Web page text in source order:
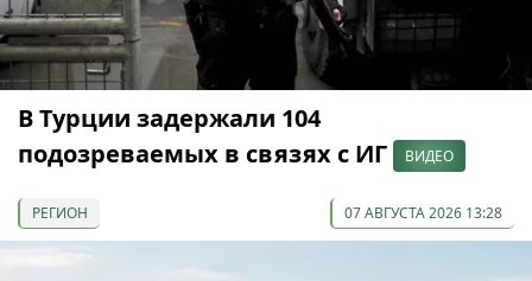
В Турции задержали 104
подозреваемых в связях с ИГ
ВИДЕО
РЕГИОН 07 АВГУСТА 2026 13:28